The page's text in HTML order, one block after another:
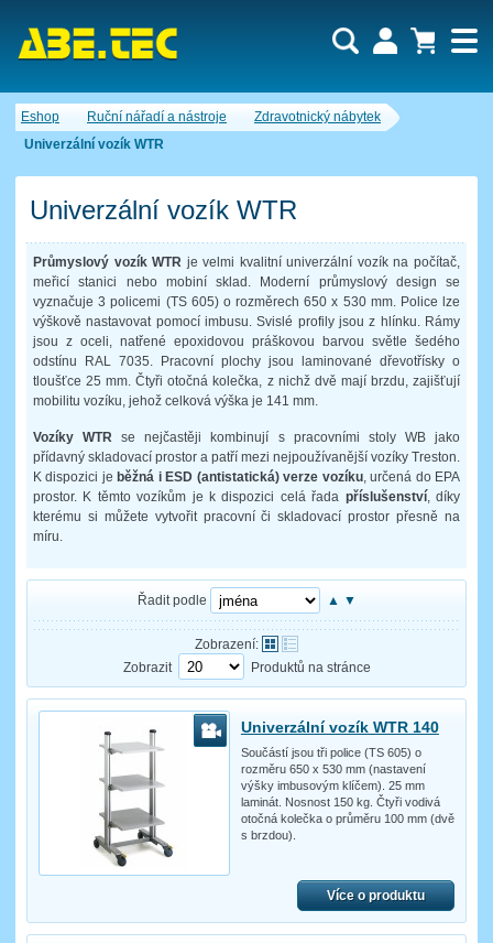
Eshop Ruční nářadí a nástroje
Zdravotnický nábytek
Univerzální vozík WTR
Univerzální vozík WTR
Průmyslový vozík WTR je velmi kvalitní univerzální vozík na počítač,
meřicí stanici nebo mobiní sklad. Moderní průmyslový design se
vyznačuje 3 policemi (TS 605) o rozměrech 650 x 530 mm. Police lze
výškově nastavovat pomocí imbusu. Svislé profily jsou z hlínku. Rámy
jsou z oceli, natřené epoxidovou práškovou barvou světle šedého
odstínu RAL 7035. Pracovní plochy jsou laminované dřevotřísky o
tloušťce 25 mm. Čtyři otočná kolečka, z nichž dvě mají brzdu, zajišťují
mobilitu vozíku, jehož celková výška je 141 mm.
Vozíky WTRse nejčastěji kombinují s pracovními stoly WB jako
přídavný skladovací prostor a patří mezi nejpoužívanější vozíky Treston.
K dispozici je běžná i ESD (antistatická) verze vozíku, určená do EPA
prostor. K těmto vozíkům je k dispozici celá řada příslušenství, díky
kterému si můžete vytvořit pracovní či skladovací prostor přesně na
míru.
Řadit podle ▲ ▼
Zobrazení:
Zobrazit
Produktů na stránce
Univerzální vozík WTR 140
Součástí jsou tři police (TS 605) o
rozměru 650 x 530 mm (nastavení
výšky imbusovým klíčem). 25 mm
laminát. Nosnost 150 kg. Čtyři vodivá
otočná kolečka o průměru 100 mm (dvě
s brzdou).
Více o produktu
Nákupní košík je momentálně prázdný.
Počet produktů:0
Uživatel:
Zapomenuté heslo Nová registrace